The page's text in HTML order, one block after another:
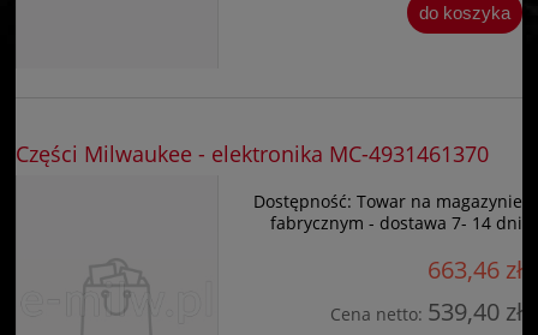
do koszyka
Części Milwaukee - elektronika MC-4931461370
Dostępność: Towar na magazynie
fabrycznym - dostawa 7- 14 dni
663,46 zł
Cena netto: 539,40 zł